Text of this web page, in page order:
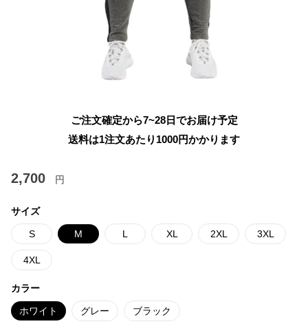
ご注文確定から7~28日でお届け予定
送料は1注文あたり 1000円かかります
2,700 円
サイズ
S M L XL 2XL 3XL
4XL
カラー
ホワイト グレー ブラック